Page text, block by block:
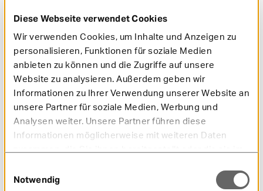
Diese Webseite verwendet Cookies
Wir verwenden Cookies, um Inhalte und Anzeigen zu
personalisieren, Funktionen für soziale Medien
anbieten zu können und die Zugriffe auf unsere
Website zu analysieren. Außerdem geben wir
Informationen zu Ihrer Verwendung unserer Website an
unsere Partner für soziale Medien, Werbung und
Analysen weiter. Unsere Partner führen diese
Informationen möglicherweise mit weiteren Daten
Notwendig
etwa zwei Minuten gereinigt werden – idealerweise mit
sanften, kreisenden Bewegungen entlang des
Zahnfleischrands. Elektrische Zahnbürsten können
dabei unterstützen.
Zähne regelmäßig sanft und gründlich putzen: Die
Zähne sollten mindestens morgens und abends für
etwa zwei Minuten gereinigt werden – idealerweise
mit sanften, kreisenden Bewegungen entlang des
Zahnfleischrands. Elektrische Zahnbürsten können
dabei unterstützen.
oder Interdentalbürsten erreichen Stellen, die die
Zahnbürste nicht säubern kann. So werden auch